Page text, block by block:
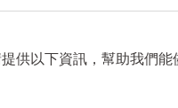
供以下資訊，幫助我們